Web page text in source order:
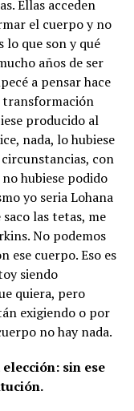
Ellas acceden
el cuerpo y no
lo que son y qué
años de ser
a pensar hace
transformación
producido al
nada, lo hubiese
con
hubiese podido
yo seria Lohana
las tetas, me
No podemos
ese cuerpo. Eso es
siendo
quiera, pero
exigiendo o por
no hay nada.
sin ese